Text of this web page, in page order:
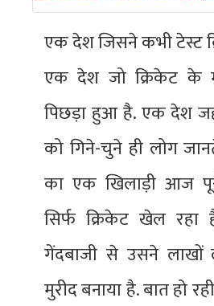
एक देश जिसने कभी टेस्ट
एक देश जो क्रिकेट के
पिछड़ा हुआ है. एक देश
को गिने-चुने ही लोग
का एक खिलाड़ी आज
सिर्फ क्रिकेट खेल रहा
गेंदबाजी से उसने लाखों
मुरीद बनाया है. बात हो